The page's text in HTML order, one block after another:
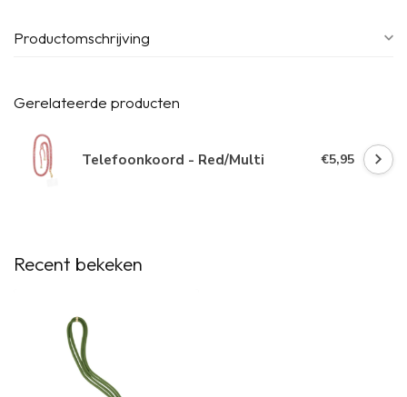
Productomschrijving
Gerelateerde producten
Telefoonkoord - Red/Multi €5,95
Recent bekeken